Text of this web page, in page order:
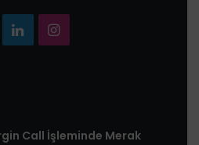
LinkedInInstagram
Call İşleminde Merak